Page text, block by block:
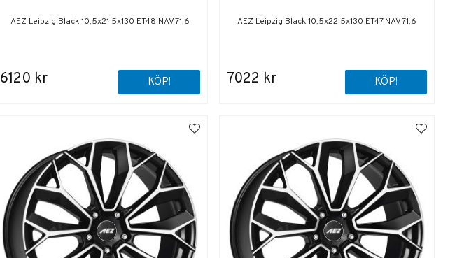
AEZ Leipzig Black 10,5x21 5x130 ET48 NAV 71,6
6120 kr KÖP!
AEZ Leipzig Black 10,5x22 5x130 ET47 NAV 71,6
7022 kr KÖP!